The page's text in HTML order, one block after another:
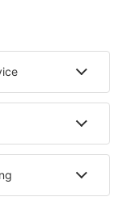
Salt Lake City